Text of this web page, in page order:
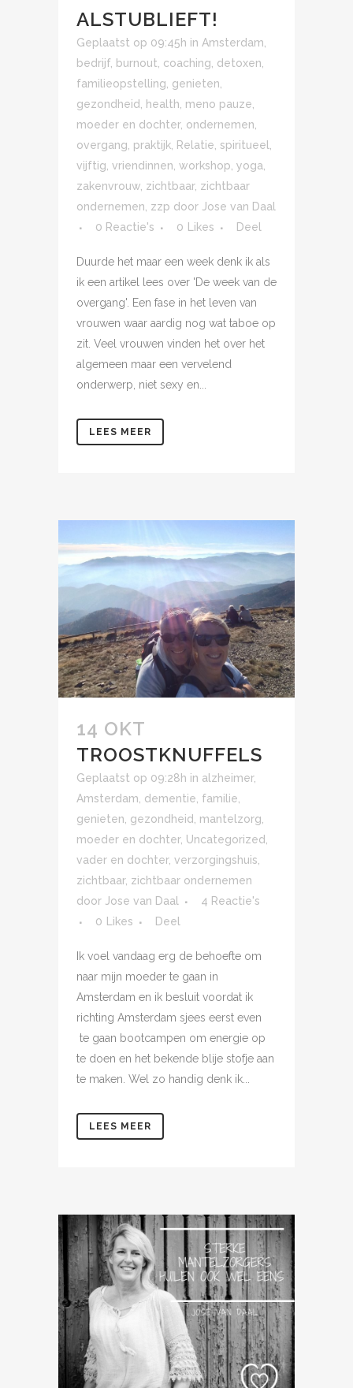
ALSTUBLIEFT!
Geplaatst op 09:45h in Amsterdam
bedrijf, burnout coaching detoxen
familieopstelling genieten
gezondheid
health meno pauze
moeder en dochter, ondernemen
overgang praktijk Relatie spiritueel
vijftig vriendinnen workshop yoga
zakenvrouw zichtbaar, zichtbaar
ondernemen zzp door Jose van Daal
0 Reactie's
0 Likes Deel
Duurde het maar een week denk ik als
ik een artikel lees over 'De week van de
overgang'. Een fase in het leven van
vrouwen waar aardig nog wat taboe op
zit. Veel vrouwen vinden het over het
algemeen maar een vervelend
onderwerp, niet sexy en...
LEES MEER
14 OKT
TROOSTKNUFFELS
Geplaatst op 09:28h in alzheimer,
Amsterdam dementie familie
genieten gezondheid mantelzorg
moeder en dochter, Uncategorized
vader en dochter, verzorgingshuis
zichtbaar, zichtbaar ondernemen
door Jose van Daal
4 Reactie's
0
Likes Deel
Ik voel vandaag erg de behoefte om
naar mijn moeder te gaan in
Amsterdam en ik besluit voordat ik
richting Amsterdam sjees eerst even
te gaan bootcampen om energie op
te doen en het bekende blije stofje aan
te maken. Wel zo handig denk ik...
LEES MEER